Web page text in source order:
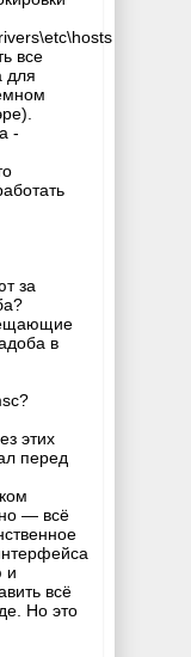
все
для
-
за
в
этих
перед
— всё
и
всё
Но это